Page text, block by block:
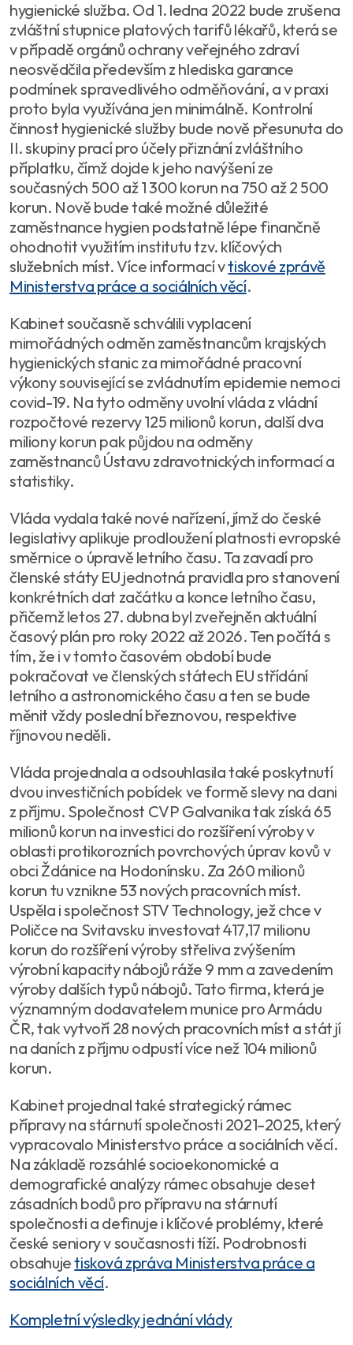
hygienické služba. Od 1. ledna 2022 bude zrušena
zvláštní stupnice platových tarifů lékařů, která se
v případě orgánů ochrany veřejného zdraví
neosvědčila především z hlediska garance
podmínek spravedlivého odměňování, a v praxi
proto byla využívána jen minimálně. Kontrolní
činnost hygienické služby bude nově přesunuta do
II. skupiny prací pro účely přiznání zvláštního
příplatku, čímž dojde k jeho navýšení ze
současných 500 až 1 300 korun na 750 až 2 500
korun. Nově bude také možné důležité
zaměstnance hygien podstatně lépe finančně
ohodnotit využitím institutu tzv. klíčových
služebních míst. Více informací vtiskové zprávě
Ministerstva práce a sociálních věcí.
Kabinet současně schválili vyplacení
mimořádných odměn zaměstnancům krajských
hygienických stanic za mimořádné pracovní
výkony související se zvládnutím epidemie nemoci
covid-19. Na tyto odměny uvolní vláda z vládní
rozpočtové rezervy 125 milionů korun, další dva
miliony korun pak půjdou na odměny
zaměstnanců Ústavu zdravotnických informací a
statistiky.
Vláda vydala také nové nařízení, jímž do české
legislativy aplikuje prodloužení platnosti evropské
směrnice o úpravě letního času. Ta zavadí pro
členské státy EU jednotná pravidla pro stanovení
konkrétních dat začátku a konce letního času,
přičemž letos 27. dubna byl zveřejněn aktuální
časový plán pro roky 2022 až 2026. Ten počítá s
tím, že i v tomto časovém období bude
pokračovat ve členských státech EU střídání
letního a astronomického času a ten se bude
měnit vždy poslední březnovou, respektive
říjnovou neděli.
Vláda projednala a odsouhlasila také poskytnutí
dvou investičních pobídek ve formě slevy na dani
z příjmu. Společnost CVP Galvanika tak získá 65
milionů korun na investici do rozšíření výroby v
oblasti protikorozních povrchových úprav kovů v
obci Ždánice na Hodonínsku. Za 260 milionů
korun tu vznikne 53 nových pracovních míst.
Uspěla i společnost STV Technology, jež chce v
Poličce na Svitavsku investovat 417,17 milionu
korun do rozšíření výroby střeliva zvýšením
výrobní kapacity nábojů ráže 9 mm a zavedením
výroby dalších typů nábojů. Tato firma, která je
významným dodavatelem munice pro Armádu
ČR, tak vytvoří 28 nových pracovních míst a stát jí
na daních z příjmu odpustí více než 104 milionů
korun.
Kabinet projednal také strategický rámec
přípravy na stárnutí společnosti 2021–2025, který
vypracovalo Ministerstvo práce a sociálních věcí.
Na základě rozsáhlé socioekonomické a
demografické analýzy rámec obsahuje deset
zásadních bodů pro přípravu na stárnutí
společnosti a definuje i klíčové problémy, které
české seniory v současnosti tíží. Podrobnosti
obsahujetisková zpráva Ministerstva práce a
sociálních věcí.
Kompletní výsledky jednání vlády